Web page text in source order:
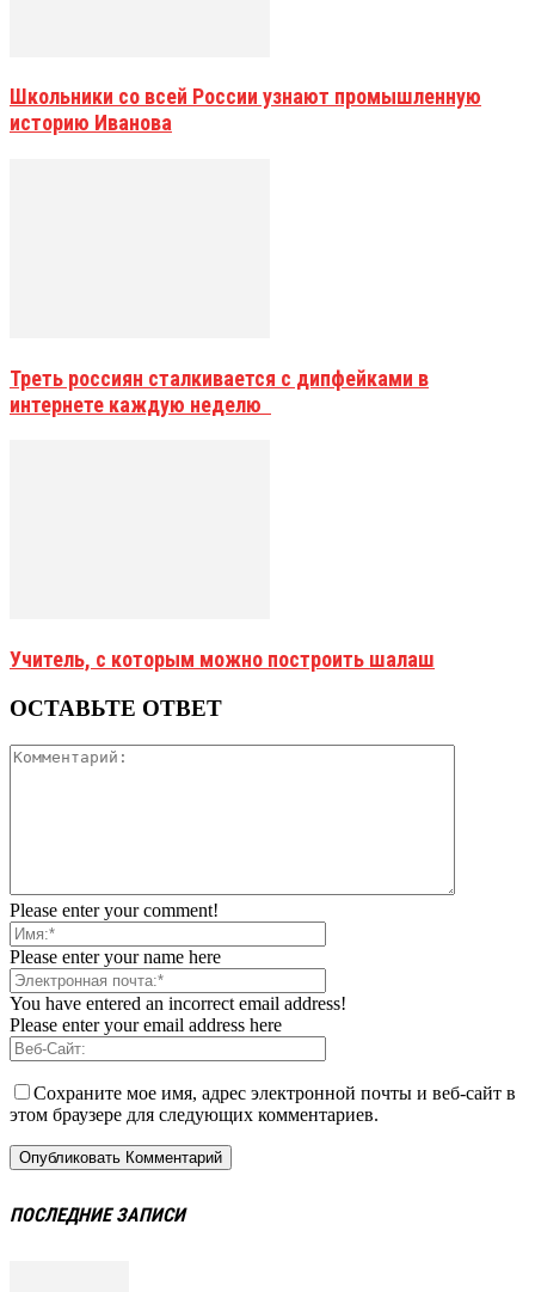
Школьники со всей России узнают промышленную
историю Иванова
Треть россиян сталкивается с дипфейками в
интернете каждую неделю
Учитель, с которым можно построить шалаш
ОСТАВЬТЕ ОТВЕТ
Please enter your comment!
Please enter your name here
You have entered an incorrect email address!
Please enter your email address here
Сохраните мое имя, адрес электронной почты и веб-сайт в
этом браузере для следующих комментариев.
ПОСЛЕДНИЕ ЗАПИСИ